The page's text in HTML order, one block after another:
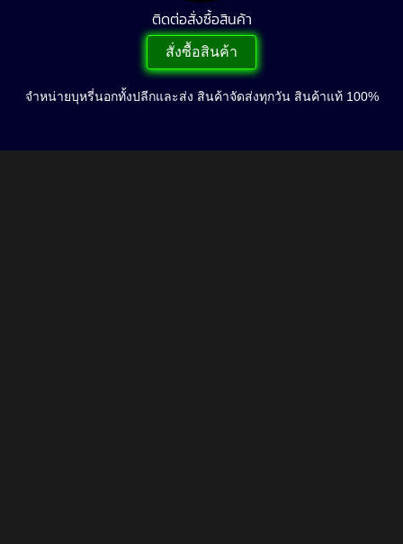
ติดต่อสั่งซื้อสินค้า
สั่งซื้อสินค้า
จำหน่ายบุหรี่นอกทั้งปลีกและส่ง สินค้าจัดส่งทุกวัน สินค้าแท้ 100%